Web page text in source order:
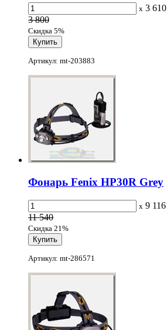
x 3 610
3 800
Скидка 5%
Артикул: mt-203883
Фонарь Fenix HP30R Grey
x 9 116
11 540
Скидка 21%
Артикул: mt-286571